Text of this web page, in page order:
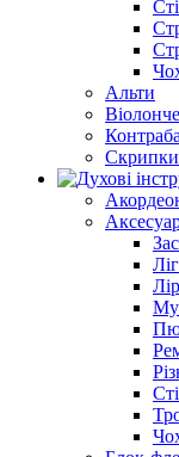
Альти
Скрипки